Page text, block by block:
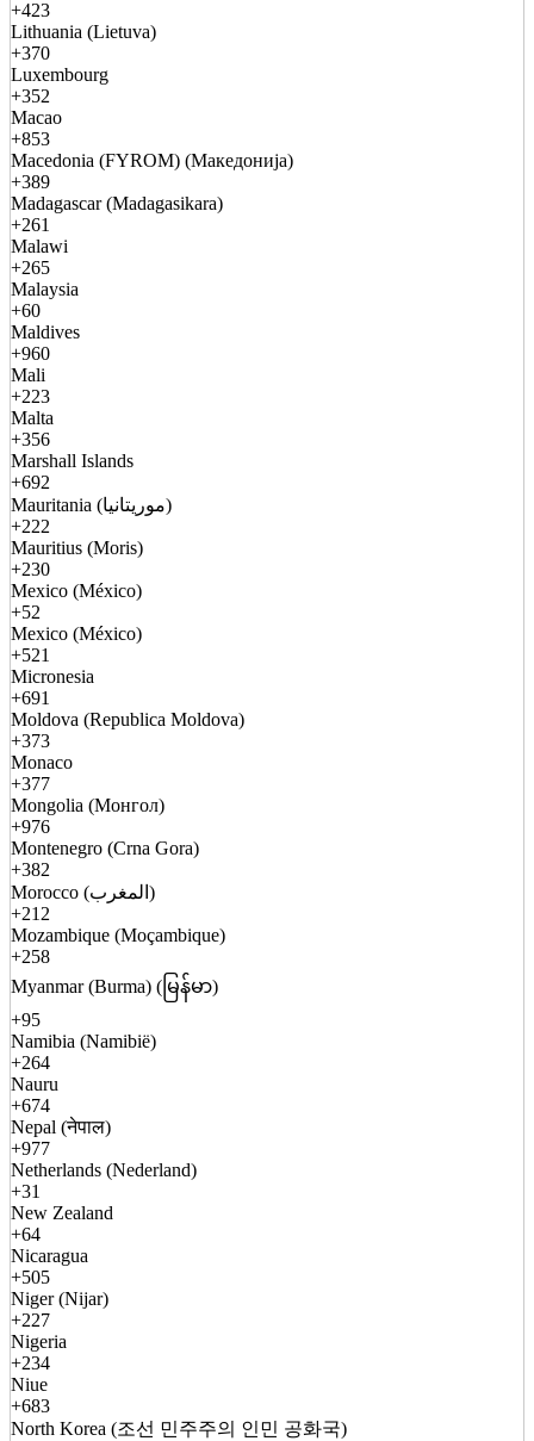
+423
Lithuania (Lietuva)
+370
Luxembourg
+352
Macao
+853
Macedonia (FYROM) (Македонија)
+389
Madagascar (Madagasikara)
+261
Malawi
+265
Malaysia
+60
Maldives
+960
Mali
+223
Malta
+356
Marshall Islands
+692
Mauritania (موريتانيا)
+222
Mauritius (Moris)
+230
Mexico (México)
+52
Mexico (México)
+521
Micronesia
+691
Moldova (Republica Moldova)
+373
Monaco
+377
Mongolia (Монгол)
+976
Montenegro (Crna Gora)
+382
Morocco (المغرب)
+212
Mozambique (Moçambique)
+258
Myanmar (Burma) (မြန်မာ)
+95
Namibia (Namibië)
+264
Nauru
+674
Nepal (नेपाल)
+977
Netherlands (Nederland)
+31
New Zealand
+64
Nicaragua
+505
Niger (Nijar)
+227
Nigeria
+234
Niue
+683
North Korea (조선 민주주의 인민 공화국)